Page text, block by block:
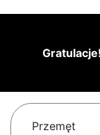
Gratulacje!
Przemęt